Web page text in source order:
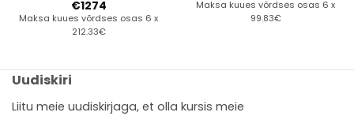
€1274
Maksa kuues võrdses osas 6 x
212.33€
Maksa kuues võrdses osas 6 x
99.83€
Uudiskiri
Liitu meie uudiskirjaga, et olla kursis meie